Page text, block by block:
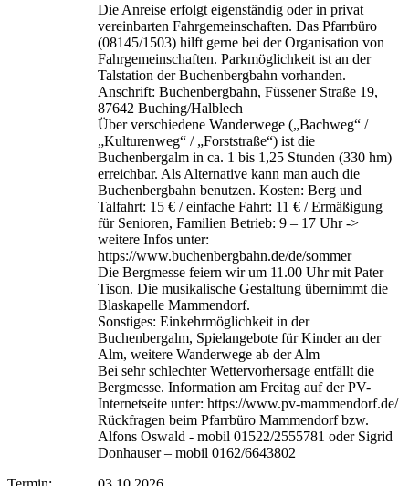
Die Anreise erfolgt eigenständig oder in privat
vereinbarten Fahrgemeinschaften. Das Pfarrbüro
(08145/1503) hilft gerne bei der Organisation von
Fahrgemeinschaften. Parkmöglichkeit ist an der
Talstation der Buchenbergbahn vorhanden.
Anschrift: Buchenbergbahn, Füssener Straße 19,
87642 Buching/Halblech
Über verschiedene Wanderwege („Bachweg“ /
„Kulturenweg“ / „Forststraße“) ist die
Buchenbergalm in ca. 1 bis 1,25 Stunden (330 hm)
erreichbar. Als Alternative kann man auch die
Buchenbergbahn benutzen. Kosten: Berg und
Talfahrt: 15 € / einfache Fahrt: 11 € / Ermäßigung
für Senioren, Familien Betrieb: 9 – 17 Uhr ->
weitere Infos unter:
https://www.buchenbergbahn.de/de/sommer
Die Bergmesse feiern wir um 11.00 Uhr mit Pater
Tison. Die musikalische Gestaltung übernimmt die
Blaskapelle Mammendorf.
Sonstiges: Einkehrmöglichkeit in der
Buchenbergalm, Spielangebote für Kinder an der
Alm, weitere Wanderwege ab der Alm
Bei sehr schlechter Wettervorhersage entfällt die
Bergmesse. Information am Freitag auf der PV-
Internetseite unter: https://www.pv-mammendorf.de/
Rückfragen beim Pfarrbüro Mammendorf bzw.
Alfons Oswald - mobil 01522/2555781 oder Sigrid
Donhauser – mobil 0162/6643802